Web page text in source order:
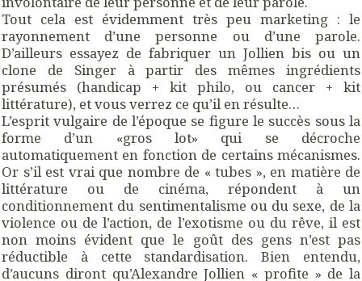
Tout cela est évidemment très peu marketing : le
rayonnement d’une personne ou d’une parole.
D’ailleurs essayez de fabriquer un Jollien bis ou un
clone de Singer à partir des mêmes ingrédients
présumés (handicap + kit philo, ou cancer + kit
littérature), et vous verrez ce qu’il en résulte…
L’esprit vulgaire de l’époque se figure le succès sous la
forme d’un «gros lot» qui se décroche
automatiquement en fonction de certains mécanismes.
Or s’il est vrai que nombre de « tubes », en matière de
littérature ou de cinéma, répondent à un
conditionnement du sentimentalisme ou du sexe, de la
violence ou de l’action, de l’exotisme ou du rêve, il est
non moins évident que le goût des gens n’est pas
réductible à cette standardisation. Bien entendu,
d’aucuns diront qu’Alexandre Jollien « profite » de la